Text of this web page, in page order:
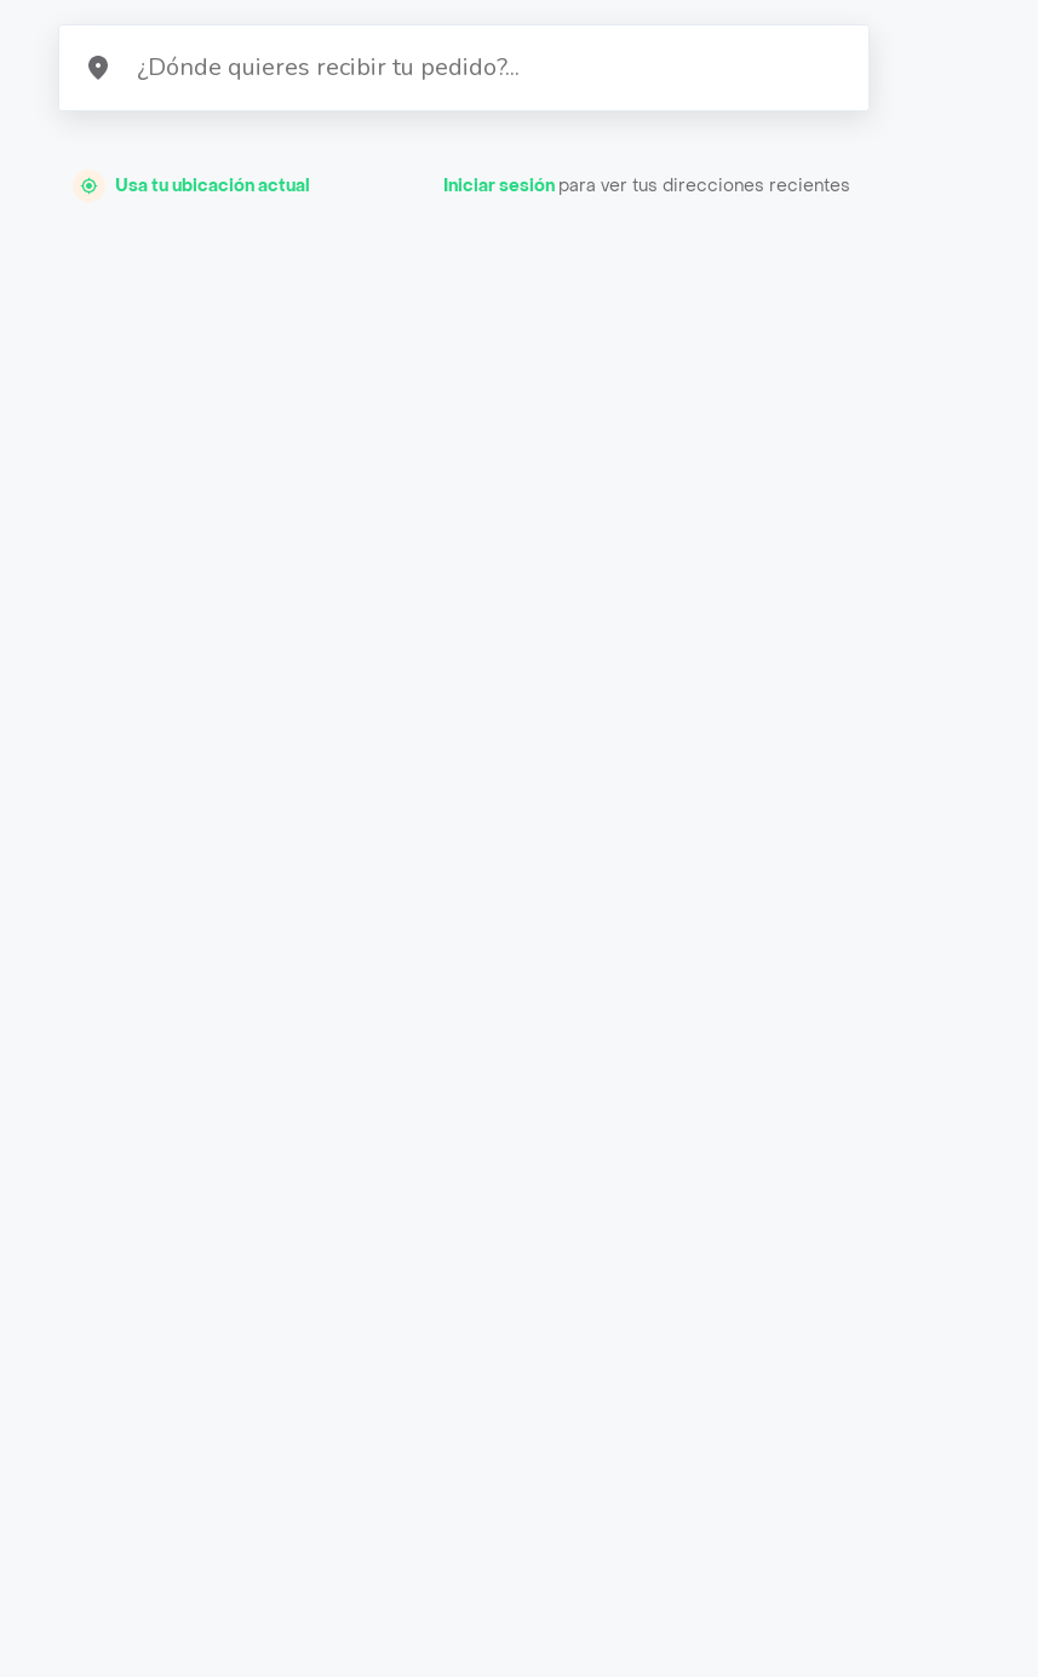
Usa tu ubicación actual Iniciar sesión para ver tus direcciones recientes